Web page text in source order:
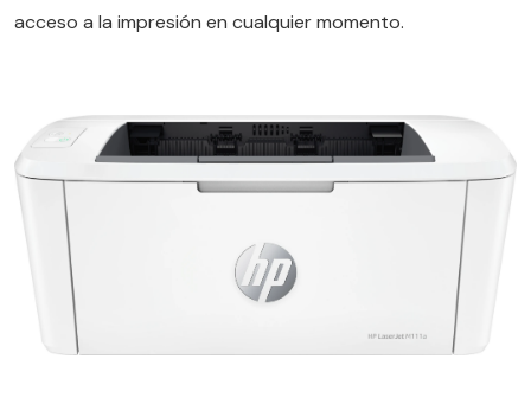
acceso a la impresión en cualquier momento.